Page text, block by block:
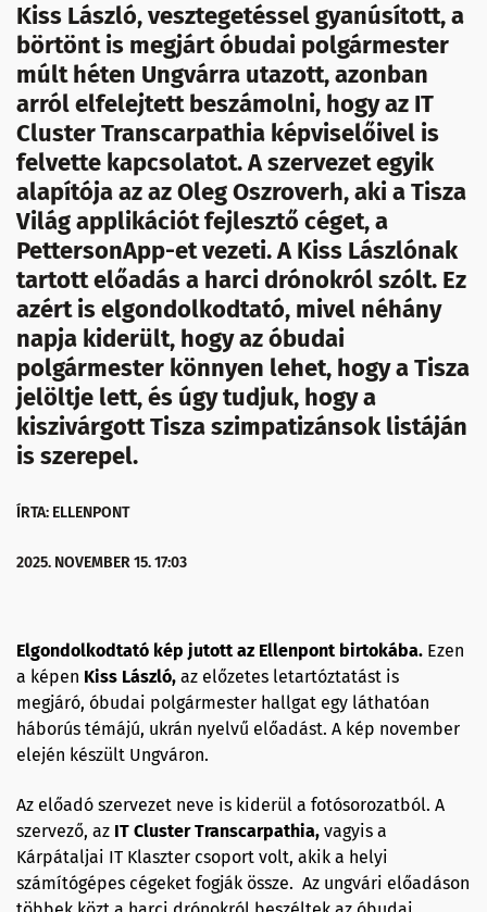
Kiss László, vesztegetéssel gyanúsított, a
börtönt is megjárt óbudai polgármester
múlt héten Ungvárra utazott, azonban
arról elfelejtett beszámolni, hogy az IT
Cluster Transcarpathia képviselőivel is
felvette kapcsolatot. A szervezet egyik
alapítója az az Oleg Oszroverh, aki a Tisza
Világ applikációt fejlesztő céget, a
PettersonApp-et vezeti. A Kiss Lászlónak
tartott előadás a harci drónokról szólt. Ez
azért is elgondolkodtató, mivel néhány
napja kiderült, hogy az óbudai
polgármester könnyen lehet, hogy a Tisza
jelöltje lett, és úgy tudjuk, hogy a
kiszivárgott Tisza szimpatizánsok listáján
is szerepel.
ÍRTA: ELLENPONT
2025. NOVEMBER 15. 17:03
Elgondolkodtató kép jutott az Ellenpont birtokába. Ezen
a képen Kiss László, az előzetes letartóztatást is
megjáró, óbudai polgármester hallgat egy láthatóan
háborús témájú, ukrán nyelvű előadást. A kép november
elején készült Ungváron.
Az előadó szervezet neve is kiderül a fotósorozatból. A
szervező, az IT Cluster Transcarpathia, vagyis a
Kárpátaljai IT Klaszter csoport volt, akik a helyi
számítógépes cégeket fogják össze. Az ungvári előadáson